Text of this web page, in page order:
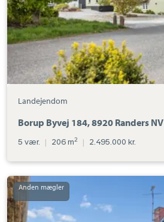
Landejendom
Borup Byvej 184, 8920 Randers NV
5 vær. | 206 m2 | 2.495.000 kr.
Landejendom:
Søholmene
2,
Svinding,